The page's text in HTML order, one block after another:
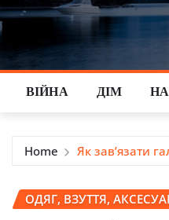
ВІЙНА ДІМ
Home Як зав’язати
ОДЯГ, ВЗУТТЯ,